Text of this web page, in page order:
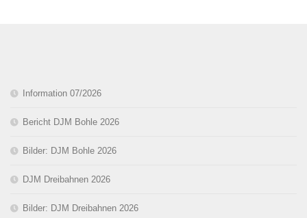
Information 07/2026
Bericht DJM Bohle 2026
Bilder: DJM Bohle 2026
DJM Dreibahnen 2026
Bilder: DJM Dreibahnen 2026